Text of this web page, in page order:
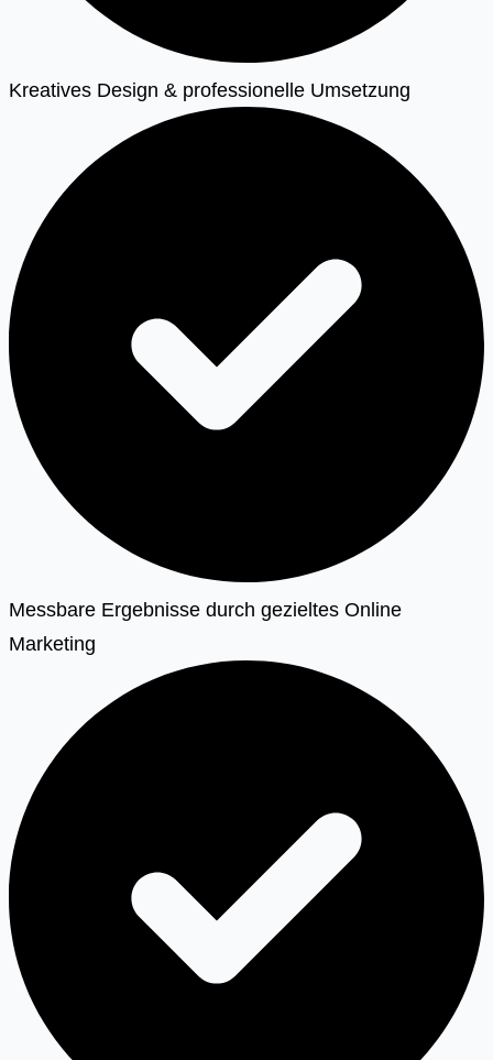
Kreatives Design & professionelle Umsetzung
Messbare Ergebnisse durch gezieltes Online
Marketing